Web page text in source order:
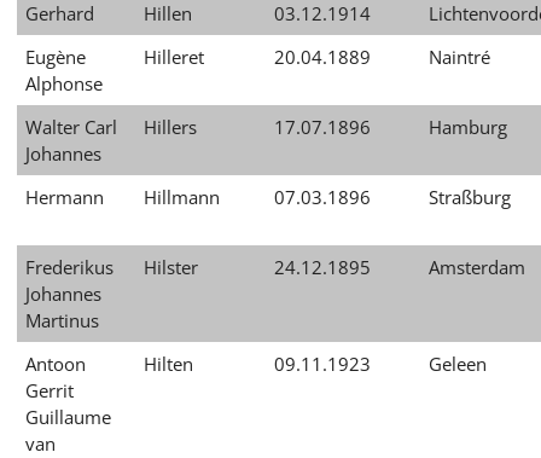
Gerhard Hillen 03.12.1914
Eugène
Alphonse
Hilleret 20.04.1889 Naintré
Walter Carl
Johannes
Hillers 17.07.1896 Hamburg
Hermann Hillmann 07.03.1896 Straßburg
Frederikus
Johannes
Martinus
Hilster 24.12.1895 Amsterdam
Antoon
Gerrit
Guillaume
van
Hilten 09.11.1923 Geleen